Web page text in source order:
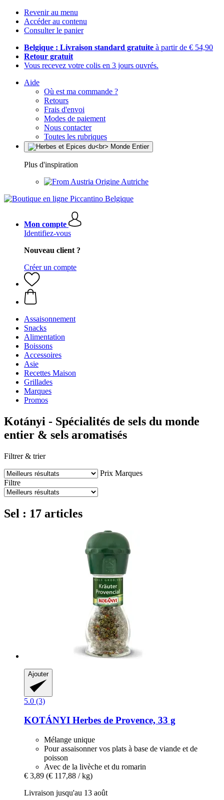
Revenir au menu
Accéder au contenu
Consulter le panier
Belgique : Livraison standard gratuite à partir de € 54,90
Retour gratuit
Vous recevez votre colis en 3 jours ouvrés.
Aide
Où est ma commande ?
Retours
Frais d'envoi
Modes de paiement
Nous contacter
Toutes les rubriques
Plus d'inspiration
Origine Autriche
Mon compte
Identifiez-vous
Nouveau client ?
Créer un compte
Assaisonnement
Snacks
Alimentation
Boissons
Accessoires
Asie
Recettes Maison
Grillades
Marques
Promos
Kotányi - Spécialités de sels du monde
entier & sels aromatisés
Filtrer & trier
Prix Marques
Filtre
Sel : 17 articles
Ajouter
5.0 (3)
KOTÁNYI Herbes de Provence, 33 g
Mélange unique
Pour assaisonner vos plats à base de viande et de
poisson
Avec de la livèche et du romarin
€ 3,89 (€ 117,88 / kg)
Livraison jusqu'au 13 août